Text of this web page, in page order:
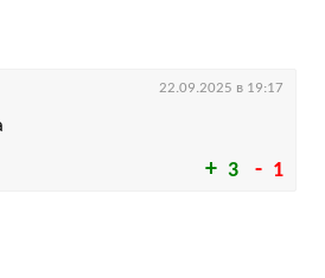
3 1
22.09.2025 в 19:17